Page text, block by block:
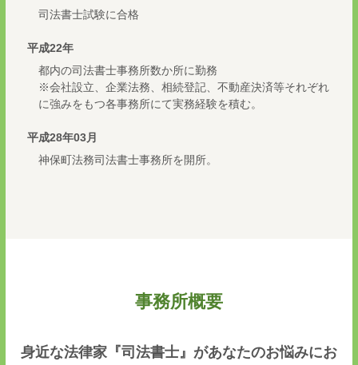
司法書士試験に合格
平成22年
都内の司法書士事務所数か所に勤務
※会社設立、企業法務、相続登記、不動産決済等それぞれ
に強みをもつ各事務所にて実務経験を積む。
平成28年03月
神保町法務司法書士事務所を開所。
事務所概要
身近な法律家『司法書士』があなたのお悩みにお